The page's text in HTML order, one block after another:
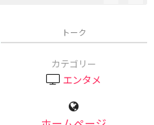
トーク
カテゴリー
エンタメ